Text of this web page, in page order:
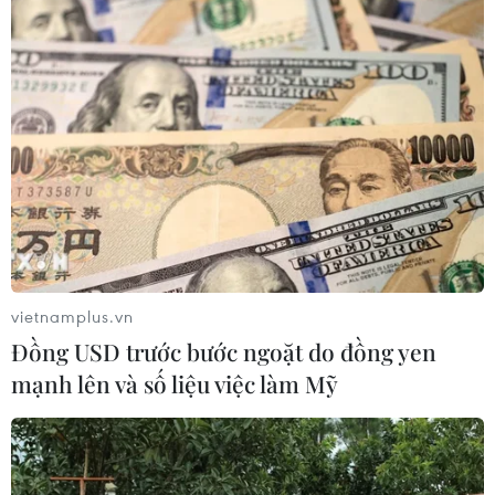
tỷ USD, Hàn Quốc lập kỷ lục thặng
dư vãng lai
06/08/2026 03:34
Moody’s cảnh báo hạ tầng điện hạn
chế tiềm năng phát triển AI của
Mexico
06/08/2026 03:33
Các công viên Disney ghi nhận
doanh thu quý kỷ lục
06/08/2026 03:33
Làm giàu từ cây na ở vùng cao tại
vietnamplus.vn
Đồng USD trước bước ngoặt do đồng yen
mạnh lên và số liệu việc làm Mỹ